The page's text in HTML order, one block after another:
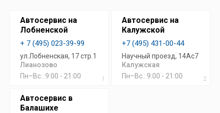
1
Автосервис на
Лобненской
+ 7 (495) 023-39-99
ул.Лобненская, 17 стр.1
Лианозово
Пн–Вс.: 9:00 - 21:00
2
Автосервис на
Калужской
+7 (495) 431-00-44
Научный проезд, 14Ас7
Калужская
Пн–Вс.: 9:00 - 21:00
Автосервис в
Балашихе